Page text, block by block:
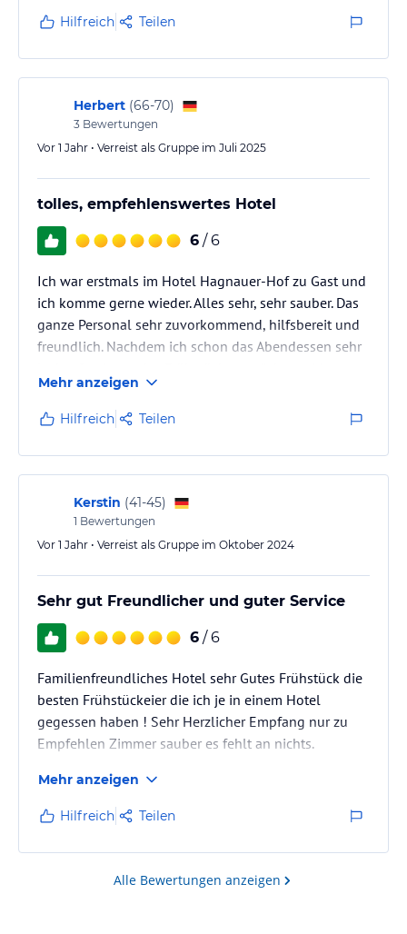
"Hagnauer Hof"zu sein. Wir sagen danke und
wünschen dem gesamten Team eine gute,
erfolgreiche Zeit.
Gabi und Peter Bolenz
Hilfreich Teilen
Herbert (66-70)
3 Bewertungen
Vor 1 Jahr • Verreist als Gruppe im Juli 2025
tolles, empfehlenswertes Hotel
6 / 6
Ich war erstmals im Hotel Hagnauer-Hof zu Gast und
ich komme gerne wieder. Alles sehr, sehr sauber. Das
ganze Personal sehr zuvorkommend, hilfsbereit und
freundlich. Nachdem ich schon das Abendessen sehr
sehr reichhaltig und vielseitig. In den 2 Garagen
konnten wir unsere Fahrräder unter Verschluss
bestens abstellen.
Mehr anzeigen
Hilfreich Teilen
Kerstin (41-45)
1 Bewertungen
Vor 1 Jahr • Verreist als Gruppe im Oktober 2024
Sehr gut Freundlicher und guter Service
6 / 6
Familienfreundliches Hotel sehr Gutes Frühstück die
besten Frühstückeier die ich je in einem Hotel
gegessen haben ! Sehr Herzlicher Empfang nur zu
Empfehlen Zimmer sauber es fehlt an nichts.
Mehr anzeigen
Hilfreich Teilen
Alle Bewertungen anzeigen